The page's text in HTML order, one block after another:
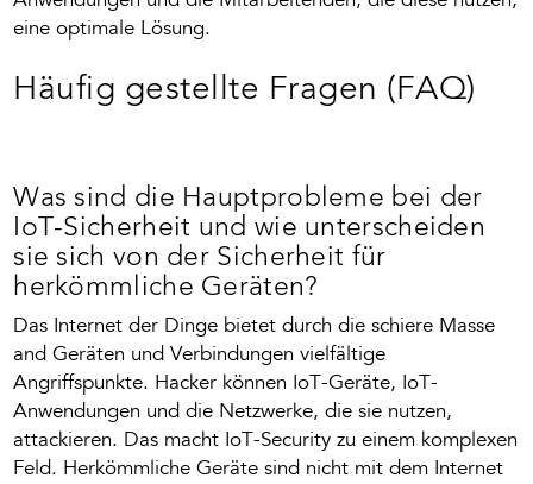
eine optimale Lösung.
Häufig gestellte Fragen (FAQ)
Was sind die Hauptprobleme bei der
IoT-Sicherheit und wie unterscheiden
sie sich von der Sicherheit für
herkömmliche Geräten?
Das Internet der Dinge bietet durch die schiere Masse
and Geräten und Verbindungen vielfältige
Angriffspunkte. Hacker können IoT-Geräte, IoT-
Anwendungen und die Netzwerke, die sie nutzen,
attackieren. Das macht IoT-Security zu einem komplexen
Feld. Herkömmliche Geräte sind nicht mit dem Internet